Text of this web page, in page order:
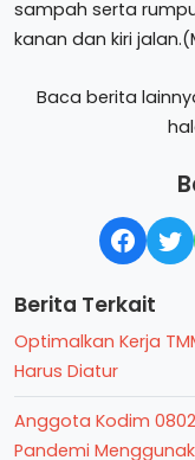
sampah serta
kanan dan kiri
Baca berita
Berita Terkait
Optimalkan Kerja
Harus Diatur
Anggota Kodim
Pandemi